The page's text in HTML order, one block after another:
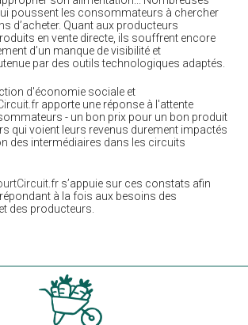
poussent les consommateurs à chercher
d’acheter. Quant aux producteurs
en vente directe, ils souffrent encore
d’un manque de visibilité et
par des outils technologiques adaptés.
d'économie sociale et
apporte une réponse à l'attente
- un bon prix pour un bon produit
qui voient leurs revenus durement impactés
des intermédiaires dans les circuits
s’appuie sur ces constats afin
à la fois aux besoins des
des producteurs.